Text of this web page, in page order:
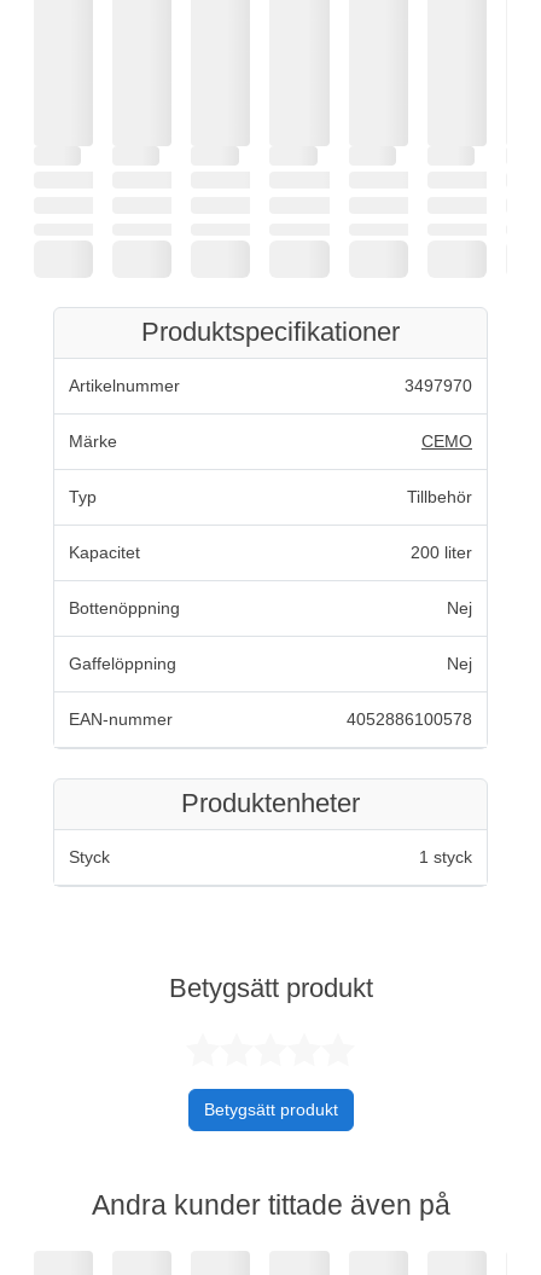
Produktspecifikationer
Artikelnummer 3497970
Märke CEMO
Typ Tillbehör
Kapacitet 200 liter
Bottenöppning Nej
Gaffelöppning Nej
EAN-nummer 4052886100578
Produktenheter
Styck 1 styck
Betygsätt produkt
Betygsätt produkt
Andra kunder tittade även på